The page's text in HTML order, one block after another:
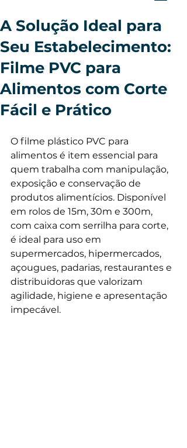
A Solução Ideal para
Seu Estabelecimento:
Filme PVC para
Alimentos com Corte
Fácil e Prático
O filme plástico PVC para
alimentos é item essencial para
quem trabalha com manipulação,
exposição e conservação de
produtos alimentícios. Disponível
em rolos de 15m, 30m e 300m,
com caixa com serrilha para corte,
é ideal para uso em
supermercados, hipermercados,
açougues, padarias, restaurantes e
distribuidoras que valorizam
agilidade, higiene e apresentação
impecável.